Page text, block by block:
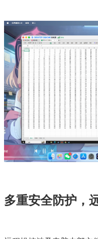
多重安全防护，